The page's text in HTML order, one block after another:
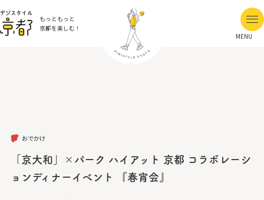
もっともっと
京都を楽しむ！
MENU
おでかけ
「京大和」×パーク ハイアット 京都 コラボレーシ
ョンディナーイベント 『春宵会』